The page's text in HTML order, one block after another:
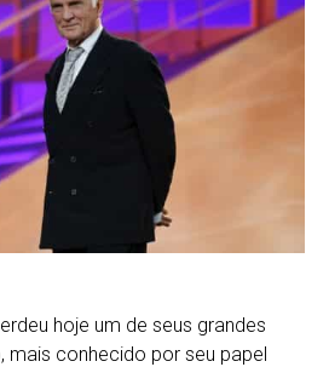
hoje um de seus grandes
mais conhecido por seu papel